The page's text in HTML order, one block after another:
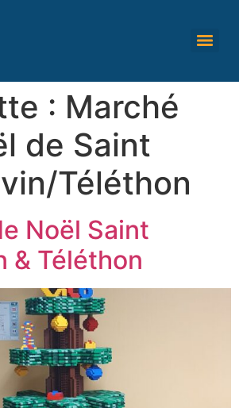
: Marché
de Saint
Téléthon
Noël Saint
& Téléthon